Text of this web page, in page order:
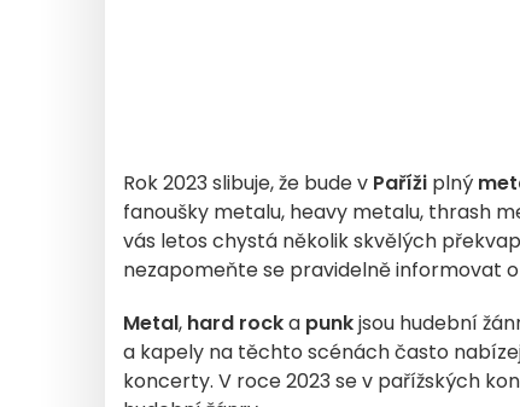
Rok 2023 slibuje, že bude v Paříži plný
fanoušky metalu, heavy metalu, thrash
vás letos chystá několik skvělých
nezapomeňte se pravidelně informovat
Metal, hard rocka punkjsou hudební
a kapely na těchto scénách často
koncerty. V roce 2023 se v pařížských